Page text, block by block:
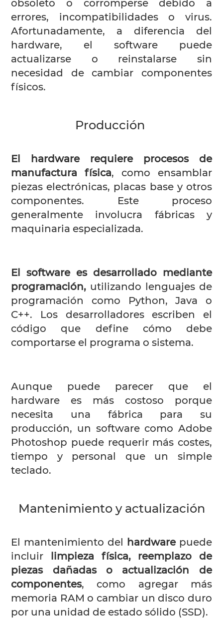
obsoleto o corromperse debido a
errores, incompatibilidades o virus.
Afortunadamente, a diferencia del
hardware, el software puede
actualizarse o reinstalarse sin
necesidad de cambiar componentes
físicos.
Producción
El hardware requiere procesos de
manufactura física, como ensamblar
piezas electrónicas, placas base y otros
componentes. Este proceso
generalmente involucra fábricas y
maquinaria especializada.
El software es desarrollado mediante
programación, utilizando lenguajes de
programación como Python, Java o
C++. Los desarrolladores escriben el
código que define cómo debe
comportarse el programa o sistema.
Aunque puede parecer que el
hardware es más costoso porque
necesita una fábrica para su
producción, un software como Adobe
Photoshop puede requerir más costes,
tiempo y personal que un simple
teclado.
Mantenimiento y actualización
El mantenimiento del hardwarepuede
incluir limpieza física, reemplazo de
piezas dañadas o actualización de
componentes, como agregar más
memoria RAM o cambiar un disco duro
por una unidad de estado sólido (SSD).